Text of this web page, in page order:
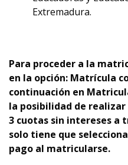
Extremadura.
Para proceder a la
en la opción: Matrícula
continuación en
la posibilidad de
3 cuotas sin intereses a
solo tiene que
pago al matricularse.